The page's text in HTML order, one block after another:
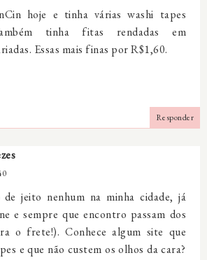
hoje e tinha várias washi tapes
tinha fitas rendadas em
Essas mais finas por R$1,60.
Responder
de jeito nenhum na minha cidade, já
e sempre que encontro passam dos
o frete!). Conhece algum site que
e que não custem os olhos da cara?